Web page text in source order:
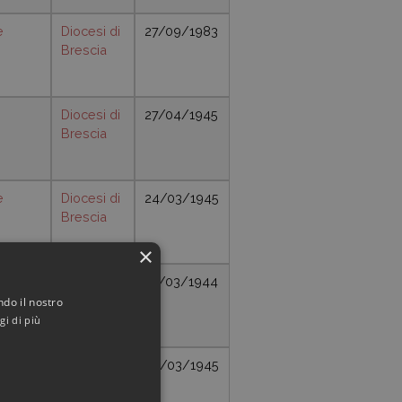
Diocesi di
Brescia
27/09/1983
Diocesi di
Brescia
27/04/1945
Diocesi di
Brescia
24/03/1945
Brescia
16/03/1944
05/03/1945
×
il nostro
di più